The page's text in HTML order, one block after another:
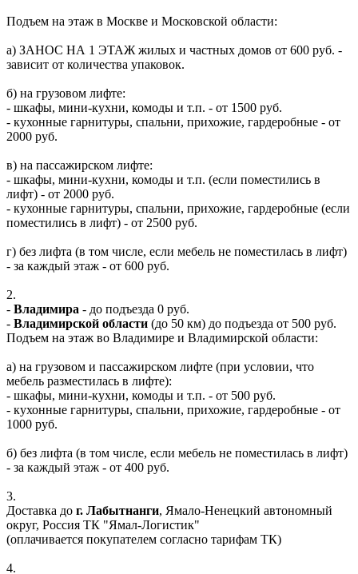
Подъем на этаж в Москве и Московской области:
а) ЗАНОС НА 1 ЭТАЖ жилых и частных домов от 600 руб. -
зависит от количества упаковок.
б) на грузовом лифте:
- шкафы, мини-кухни, комоды и т.п. - от 1500 руб.
- кухонные гарнитуры, спальни, прихожие, гардеробные - от
2000 руб.
в) на пассажирском лифте:
- шкафы, мини-кухни, комоды и т.п. (если поместились в
лифт) - от 2000 руб.
- кухонные гарнитуры, спальни, прихожие, гардеробные (если
поместились в лифт) - от 2500 руб.
г) без лифта (в том числе, если мебель не поместилась в лифт)
- за каждый этаж - от 600 руб.
2.
- Владимира - до подъезда 0 руб.
- Владимирской области (до 50 км) до подъезда от 500 руб.
Подъем на этаж во Владимире и Владимирской области:
а) на грузовом и пассажирском лифте (при условии, что
мебель разместилась в лифте):
- шкафы, мини-кухни, комоды и т.п. - от 500 руб.
- кухонные гарнитуры, спальни, прихожие, гардеробные - от
1000 руб.
б) без лифта (в том числе, если мебель не поместилась в лифт)
- за каждый этаж - от 400 руб.
3.
Доставка до г. Лабытнанги, Ямало-Ненецкий автономный
округ, Россия ТК "Ямал-Логистик"
(оплачивается покупателем согласно тарифам ТК)
4.